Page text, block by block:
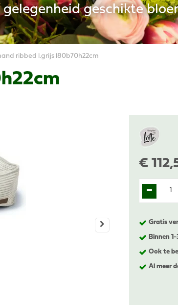
gelegenheid geschikte
ribbed l.grijs l80b70h22cm
€ 112,
Gratis
Binnen
Ook te
Al meer